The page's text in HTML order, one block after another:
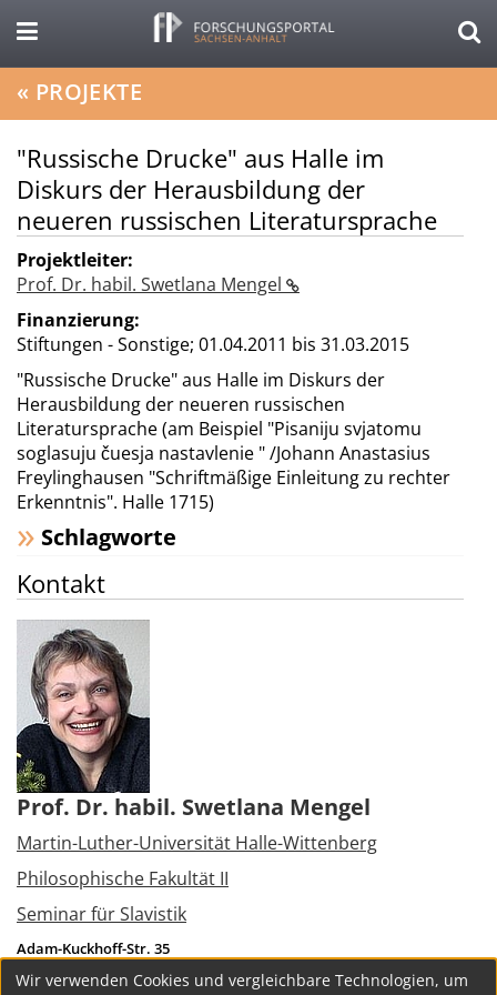
« PROJEKTE
"Russische Drucke" aus Halle im
Diskurs der Herausbildung der
neueren russischen Literatursprache
Projektleiter:
Prof. Dr. habil. Swetlana Mengel
Finanzierung:
Stiftungen - Sonstige; 01.04.2011 bis 31.03.2015
"Russische Drucke" aus Halle im Diskurs der
Herausbildung der neueren russischen
Literatursprache (am Beispiel "Pisaniju svjatomu
soglasuju čuesja nastavlenie " /Johann Anastasius
Freylinghausen "Schriftmäßige Einleitung zu rechter
Erkenntnis". Halle 1715)
Schlagworte
Kontakt
Prof. Dr. habil. Swetlana Mengel
Martin-Luther-Universität Halle-Wittenberg
Philosophische Fakultät II
Seminar für Slavistik
Adam-Kuckhoff-Str. 35
06108
Halle (Saale)
Wir verwenden Cookies und vergleichbare Technologien, um